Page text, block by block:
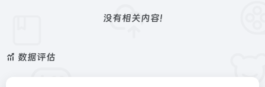
没有相关内容!
数据评估